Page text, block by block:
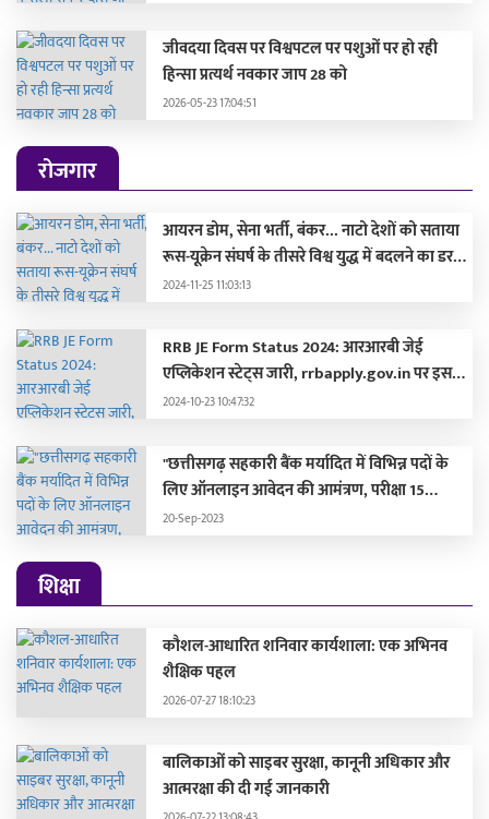
जीवदया दिवस पर विश्वपटल पर पशुओं पर हो रही
हिन्सा प्रत्यर्थ नवकार जाप 28 को
2026-05-23 17:04:51
रोजगार
आयरन डोम, सेना भर्ती, बंकर... नाटो देशों को सताया
रूस-यूक्रेन संघर्ष के तीसरे विश्व युद्ध में बदलने का डर,
लड़ाई की तैयारी में जुटे
2024-11-25 11:03:13
RRB JE Form Status 2024: आरआरबी जेई
एप्लिकेशन स्टेट्स जारी, rrbapply.gov.in पर इस
दिन आएगा एडमिट कार्ड
2024-10-23 10:47:32
"छत्तीसगढ़ सहकारी बैंक मर्यादित में विभिन्न पदों के
लिए ऑनलाइन आवेदन की आमंत्रण, परीक्षा 15
अक्टूबर 2023 को होगी"
20-Sep-2023
शिक्षा
कौशल-आधारित शनिवार कार्यशाला: एक अभिनव
शैक्षिक पहल
2026-07-27 18:10:23
बालिकाओं को साइबर सुरक्षा, कानूनी अधिकार और
आत्मरक्षा की दी गई जानकारी